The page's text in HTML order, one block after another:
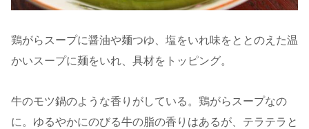
鶏がらスープに醤油や麺つゆ、塩をいれ味をととのえた温
かいスープに麺をいれ、具材をトッピング。
牛のモツ鍋のような香りがしている。鶏がらスープなの
に。ゆるやかにのびる牛の脂の香りはあるが、テラテラと